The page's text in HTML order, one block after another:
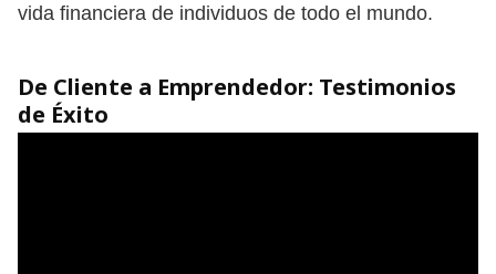
vida financiera de individuos de todo el mundo.
De Cliente a Emprendedor: Testimonios
de Éxito